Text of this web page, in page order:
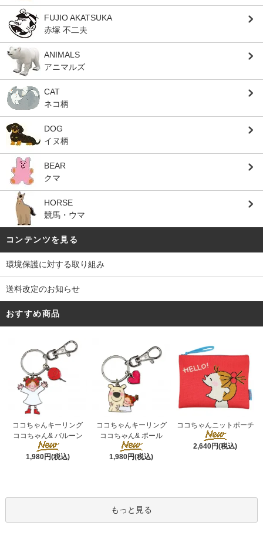
FUJIO AKATSUKA
赤塚 不二夫
ANIMALS
アニマルズ
CAT
ネコ柄
DOG
イヌ柄
BEAR
クマ
HORSE
競馬・ウマ
コンテンツを見る
環境保護に対する取り組み
送料改定のお知らせ
おすすめ商品
ココちゃんキーリング
ココちゃん& バルーン
1,980円(税込)
ココちゃんキーリング
ココちゃん& ポール
1,980円(税込)
ココちゃんニットポーチ
2,640円(税込)
もっと見る